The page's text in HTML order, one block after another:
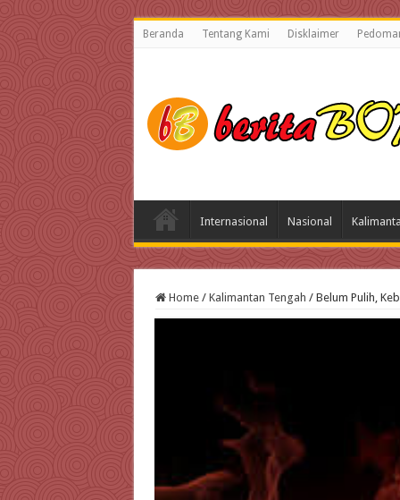
Beranda Tentang Kami Disklaimer
Internasional Nasional
Home / Kalimantan Tengah / Belum Pulih,